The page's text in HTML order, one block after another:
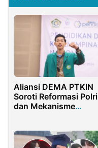
Aliansi DEMA PTKIN
Soroti Reformasi Polri
dan Mekanisme